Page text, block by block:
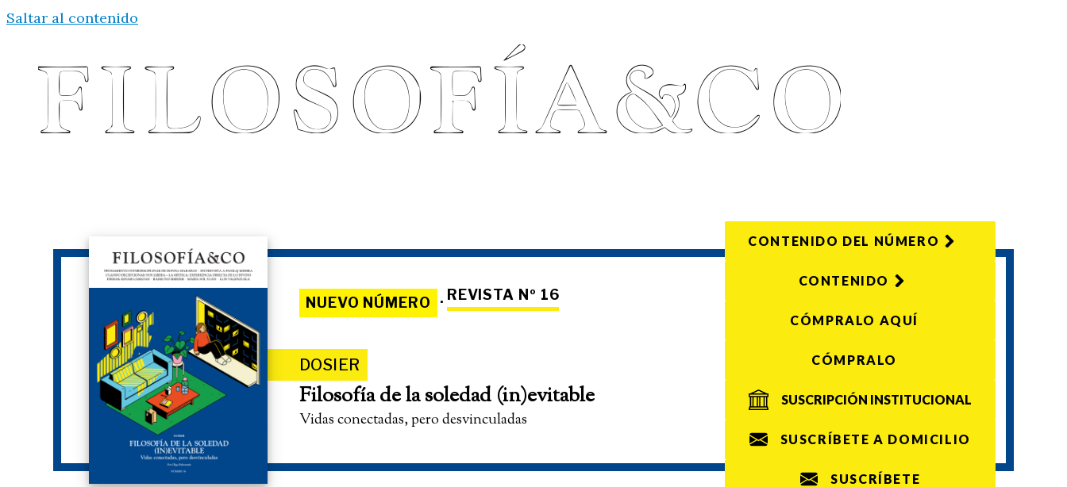
Saltar al contenido
NUEVO NÚMERO · REVISTA Nº 16
DOSIER
Filosofía de la soledad (in)evitable
Vidas conectadas, pero desvinculadas
CONTENIDO DEL NÚMERO
CONTENIDO
CÓMPRALO AQUÍ
CÓMPRALO
SUSCRIPCIÓN INSTITUCIONAL
SUSCRÍBETE A DOMICILIO
SUSCRÍBETE